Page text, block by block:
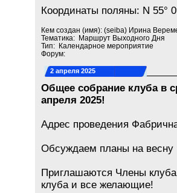
Координаты поляны: N 55°
Кем создан (имя): (seiba) Ирина
Тематика: Маршрут Выходного Дня
Тип: Календарное мероприятие
Форум:
2 апреля 2025
Общее собрание клуба в
апреля 2025!
Адрес проведения
Обсуждаем планы на весну
Приглашаются Члены
клуба и все желающие!